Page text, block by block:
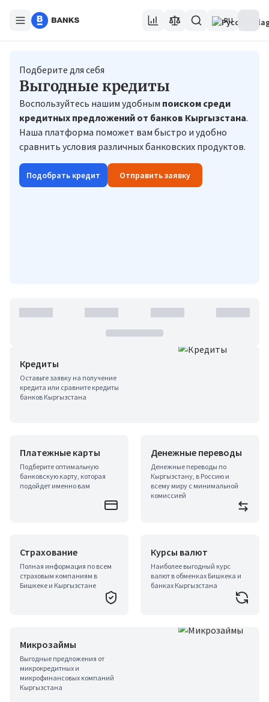
RU
Подберите для себя
Выгодные кредиты
Воспользуйтесь нашим удобным поиском среди
кредитных предложений от банков Кыргызстана.
Наша платформа поможет вам быстро и удобно
сравнить условия различных банковских продуктов.
Подобрать кредит Отправить заявку
Кредиты
Оставьте заявку на получение
кредита или сравните кредиты
банков Кыргызстана
Платежные карты
Подберите оптимальную
банковскую карту, которая
подойдет именно вам
Денежные переводы
Денежные переводы по
Кыргызстану, в Россию и
всему миру с минимальной
комиссией
Страхование
Полная информация по всем
страховым компаниям в
Бишкеке и Кыргызстане
Курсы валют
Наиболее выгодный курс
валют в обменках Бишкека и
банках Кыргызстана
Микрозаймы
Выгодные предложения от
микрокредитных и
микрофинансовых компаний
Кыргызстана